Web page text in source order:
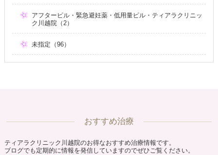
アフターピル・緊急避妊薬・低用量ピル・ティアラクリニッ
ク川越院（2）
未指定（96）
おすすめ治療
ティアラクリニック川越院のお得なおすすめ治療情報です。
ブログでも定期的に情報を発信していますのでぜひご覧ください。